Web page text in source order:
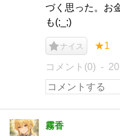
づく思った。お
も(;_;)
ナイス ★1
コメント(0)
霧香